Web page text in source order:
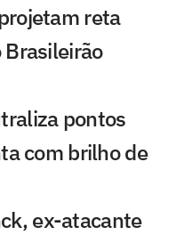
reta
Brasileirão
pontos
com brilho de
ex-atacante